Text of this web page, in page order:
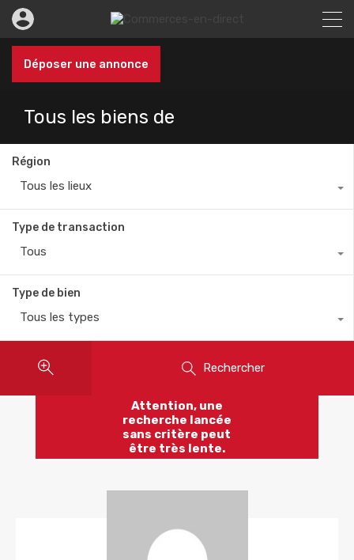
Déposer une annonce
Tous les biens de
Région
Tous les lieux
Type de transaction
Tous
Type de bien
Tous les types
Rechercher
Attention, une
recherche lancée
sans critère peut
être très lente.